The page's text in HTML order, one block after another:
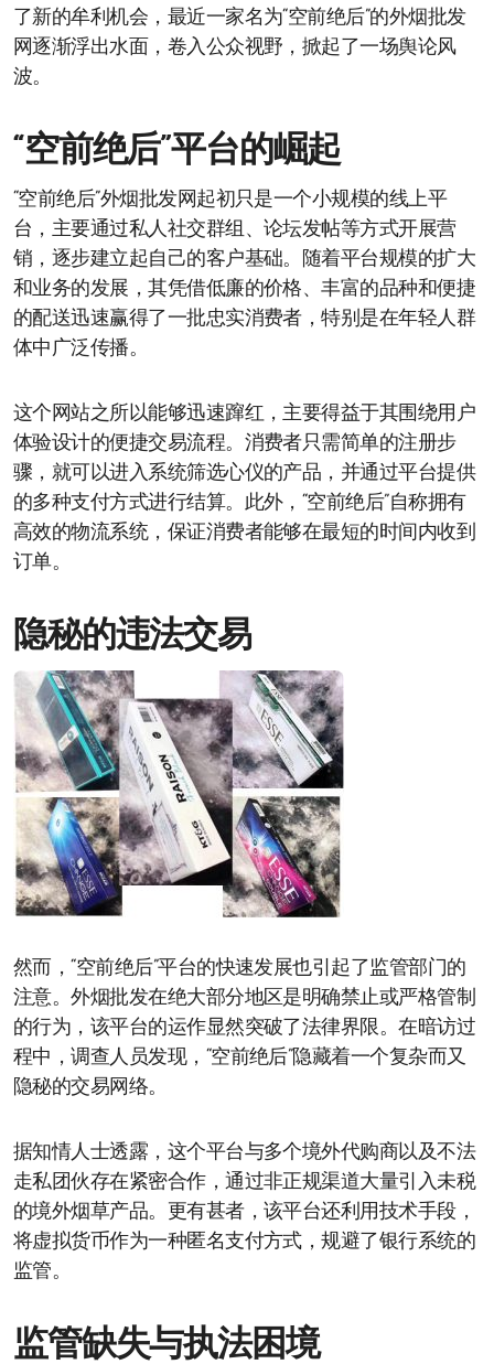
了新的牟利机会，最近一家名为“空前绝后”的外烟批发
网逐渐浮出水面，卷入公众视野，掀起了一场舆论风
波。
“空前绝后”平台的崛起
“空前绝后”外烟批发网起初只是一个小规模的线上平
台，主要通过私人社交群组、论坛发帖等方式开展营
销，逐步建立起自己的客户基础。随着平台规模的扩大
和业务的发展，其凭借低廉的价格、丰富的品种和便捷
的配送迅速赢得了一批忠实消费者，特别是在年轻人群
体中广泛传播。
这个网站之所以能够迅速蹿红，主要得益于其围绕用户
体验设计的便捷交易流程。消费者只需简单的注册步
骤，就可以进入系统筛选心仪的产品，并通过平台提供
的多种支付方式进行结算。此外，“空前绝后”自称拥有
高效的物流系统，保证消费者能够在最短的时间内收到
订单。
隐秘的违法交易
然而，“空前绝后”平台的快速发展也引起了监管部门的
注意。外烟批发在绝大部分地区是明确禁止或严格管制
的行为，该平台的运作显然突破了法律界限。在暗访过
程中，调查人员发现，“空前绝后”隐藏着一个复杂而又
隐秘的交易网络。
据知情人士透露，这个平台与多个境外代购商以及不法
走私团伙存在紧密合作，通过非正规渠道大量引入未税
的境外烟草产品。更有甚者，该平台还利用技术手段，
将虚拟货币作为一种匿名支付方式，规避了银行系统的
监管。
监管缺失与执法困境